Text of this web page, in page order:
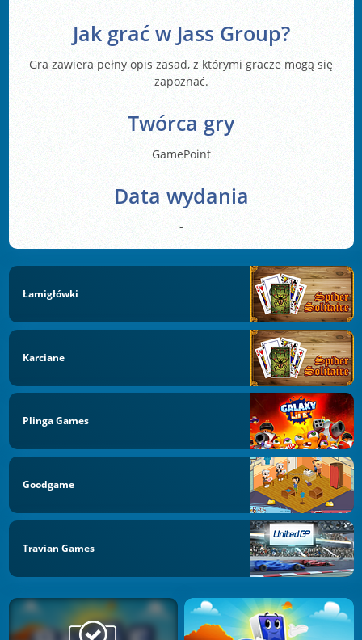
Jak grać w Jass Group?
Gra zawiera pełny opis zasad, z którymi gracze mogą się
zapoznać.
Twórca gry
GamePoint
Data wydania
-
Łamigłówki
Karciane
Plinga Games
Goodgame
Travian Games